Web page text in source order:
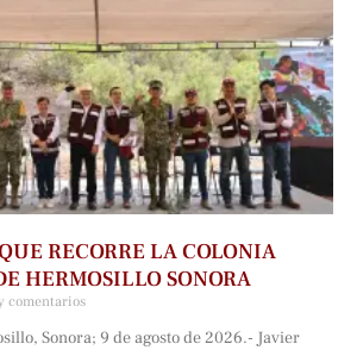
RECORRE LA COLONIA
HERMOSILLO SONORA
comentarios
Sonora; 9 de agosto de 2026.- Javier